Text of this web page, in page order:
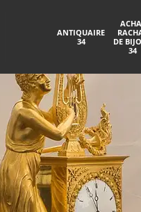
ANTIQUAIRE
34
DE
34